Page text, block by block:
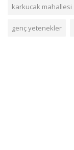
karkucak mahallesi
genç yetenekler